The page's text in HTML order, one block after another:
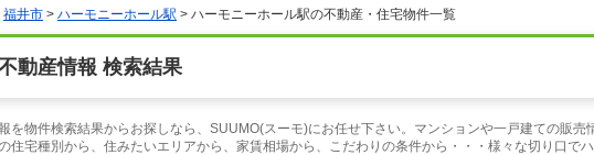
福井市 > ハーモニーホール駅 > ハーモニーホール駅の不動産・住宅物件一覧
動産情報 検索結果
を物件検索結果からお探しなら、SUUMO(スーモ)にお任せ下さい。マンションや一戸建ての販売
住宅種別から、住みたいエリアから、家賃相場から、こだわりの条件から・・・様々な切り口で